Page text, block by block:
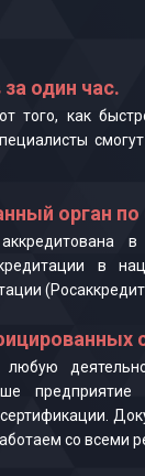
один час.
того, как
орган по
в
в
со всеми